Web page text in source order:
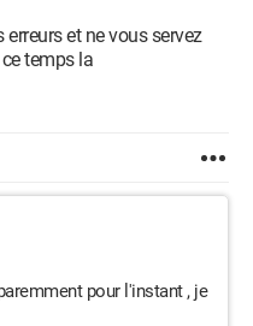
et ne vous servez
temps la
pour l'instant , je